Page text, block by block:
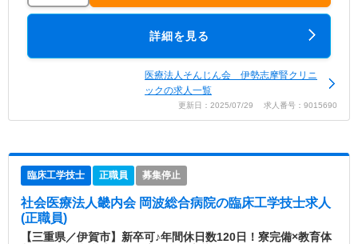
詳細を見る
医療法人そんじん会 伊勢志摩腎クリニ
ックの求人一覧
更新日：2025/07/29 求人番号：9015690
臨床工学技士 正職員 募集停止
社会医療法人畿内会 岡波総合病院の臨床工学技士求人
(正職員)
【三重県／伊賀市】新卒可♪年間休日数120日！寮完備×教育体